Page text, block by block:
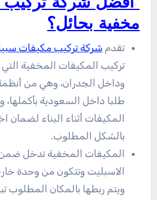
أفضل شركة تركيب
مخفية بحائل؟
تقدم شركة تركيب مكيفات
تركيب المكيفات المخفية التي
وداخل الجدران، وهي من أنظمة
طلبا داخل السعودية
المكيفات أثناء البناء لضمان
بالشكل المطلوب.
المكيفات المخفية تدخل
الاسبليت وتتكون من وحدة
ويتم ربطها بالمكان المطلوب